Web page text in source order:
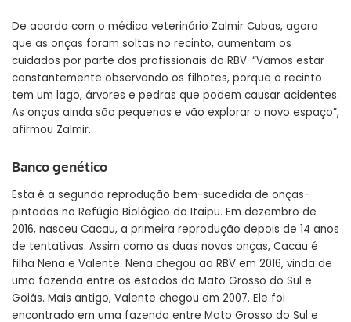
De acordo com o médico veterinário Zalmir Cubas, agora
que as onças foram soltas no recinto, aumentam os
cuidados por parte dos profissionais do RBV. “Vamos estar
constantemente observando os filhotes, porque o recinto
tem um lago, árvores e pedras que podem causar acidentes.
As onças ainda são pequenas e vão explorar o novo espaço”,
afirmou Zalmir.
Banco genético
Esta é a segunda reprodução bem-sucedida de onças-
pintadas no Refúgio Biológico da Itaipu. Em dezembro de
2016, nasceu Cacau, a primeira reprodução depois de 14 anos
de tentativas. Assim como as duas novas onças, Cacau é
filha Nena e Valente. Nena chegou ao RBV em 2016, vinda de
uma fazenda entre os estados do Mato Grosso do Sul e
Goiás. Mais antigo, Valente chegou em 2007. Ele foi
encontrado em uma fazenda entre Mato Grosso do Sul e